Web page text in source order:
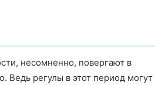
несомненно, повергают в
Ведь регулы в этот период могут